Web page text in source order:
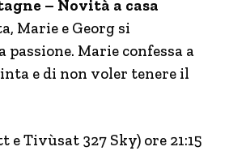
– Novità a casa
Marie e Georg si
passione. Marie confessa a
e di non voler tenere il
e Tivùsat 327 Sky) ore 21:15